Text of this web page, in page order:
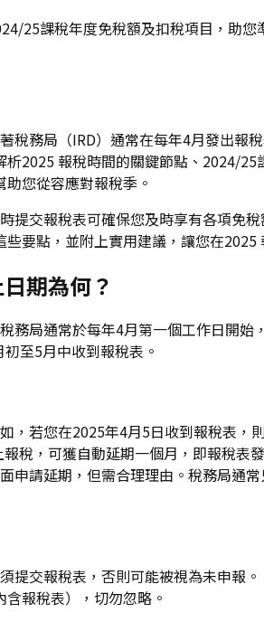
25課稅年度免稅額及扣稅項目，助
務局（IRD）通常在每年4月發出
2025 報稅時間的關鍵節點、2024/
您從容應對報稅季。
提交報稅表可確保您及時享有各項免
要點，並附上實用建議，讓您在2025
期為何？
務局通常於每年4月第一個工作日開
至5月中收到報稅表。
，若您在2025年4月5日收到報稅表，
稅，可獲自動延期一個月，即報稅
申請延期，但需合理理由。稅務局通
提交報稅表，否則可能被視為未申報。
報稅表），切勿忽略。